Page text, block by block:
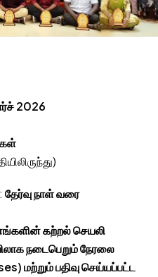
2026
தேர்வு நாள் வரை
கற்றல் செயலி
நடைபெறும் நேரலை
மற்றும் பதிவு செய்யப்பட்ட